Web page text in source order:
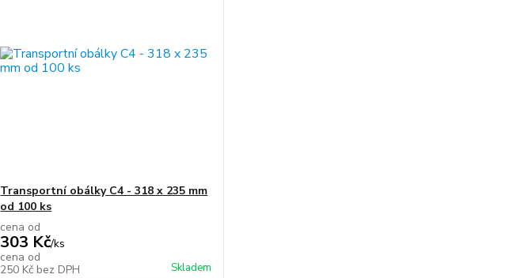
Transportní obálky C4 - 318 x 235 mm
od 100 ks
cena od
303 Kč/ks
cena od
250 Kč bez DPH Skladem